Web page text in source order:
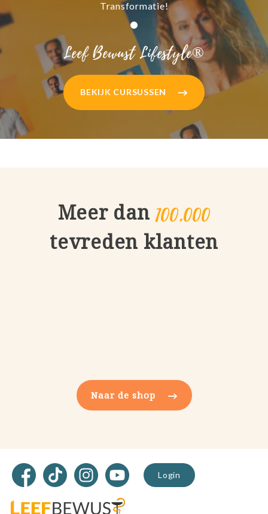
Transformatie!
Leef Bewust Lifestyle®
BEKIJK CURSUSSEN
Meer dan 100.000
tevreden klanten
Naar de shop
FacebookTikTokInstagram
YouTube Login